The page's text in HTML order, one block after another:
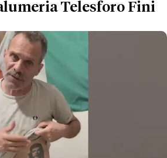
Telesforo Fini